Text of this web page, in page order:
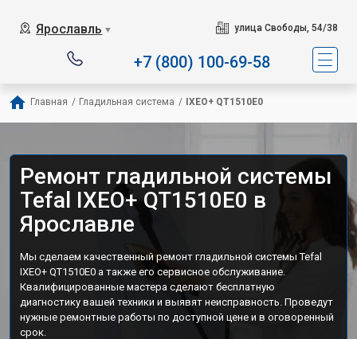
Ярославль ▼ улица Свободы, 54/38
+7 (800) 100-69-58
Главная / Гладильная система / IXEO+ QT1510E0
Ремонт гладильной системы
Tefal IXEO+ QT1510E0 в
Ярославле
Мы сделаем качественный ремонт гладильной системы Tefal
IXEO+ QT1510E0 а также его сервисное обслуживание.
Квалифицированные мастера сделают бесплатную
диагностику вашей техники и выявят неисправность. Проведут
нужные ремонтные работы по доступной цене и в оговоренный
срок.